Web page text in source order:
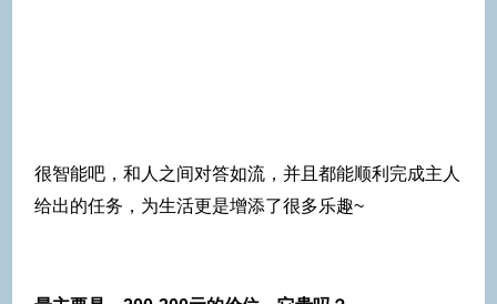
很智能吧，和人之间对答如流，并且都能顺利完成主人
给出的任务，为生活更是增添了很多乐趣~